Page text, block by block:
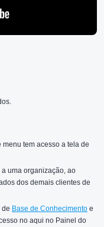
tem acesso a tela de
uma organização, ao
dos demais clientes de
de Base de Conhecimento e
no aqui no Painel do